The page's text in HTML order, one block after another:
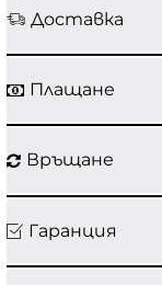
Доставка
Плащане
Връщане
Гаранция